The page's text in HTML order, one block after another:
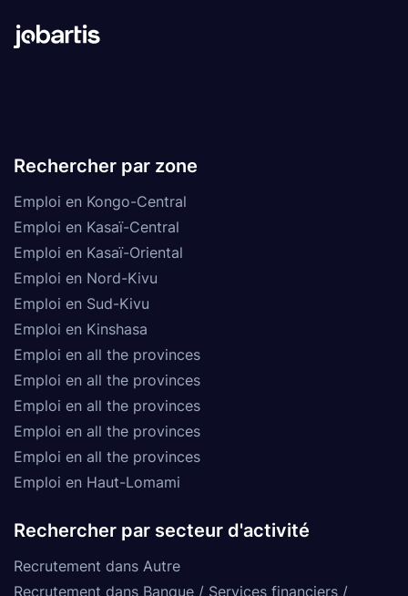
Rechercher par zone
Emploi en Kongo-Central
Emploi en Kasaï-Central
Emploi en Kasaï-Oriental
Emploi en Nord-Kivu
Emploi en Sud-Kivu
Emploi en Kinshasa
Emploi en all the provinces
Emploi en all the provinces
Emploi en all the provinces
Emploi en all the provinces
Emploi en all the provinces
Emploi en Haut-Lomami
Rechercher par secteur d'activité
Recrutement dans Autre
Recrutement dans Banque / Services financiers /